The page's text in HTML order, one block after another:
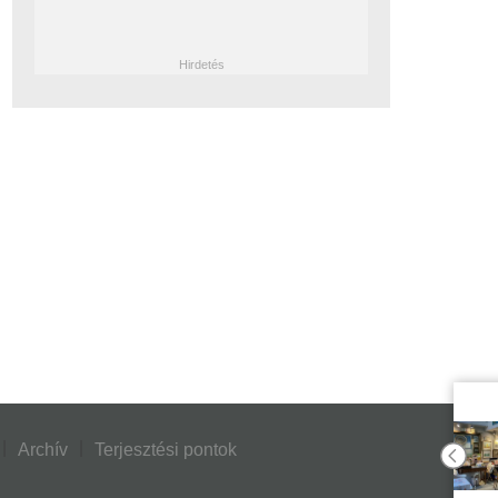
Archív Terjesztési pontok